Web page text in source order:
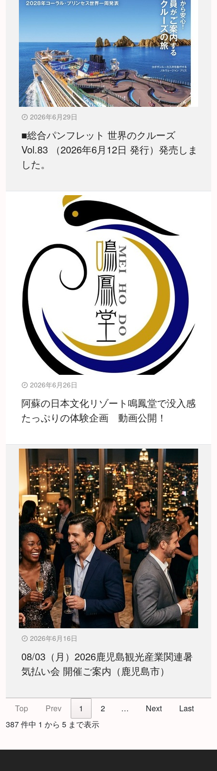
2026年6月29日
■総合パンフレット 世界のクルーズ
Vol.83 （2026年6月12日 発行）発売しま
した。
2026年6月26日
阿蘇の日本文化リゾート鳴鳳堂で没入感
たっぷりの体験企画 動画公開！
2026年6月16日
08/03（月）2026鹿児島観光産業関連暑
気払い会 開催ご案内（鹿児島市）
Top Prev 1 2 … Next
Last
387 件中 1 から 5 まで表示